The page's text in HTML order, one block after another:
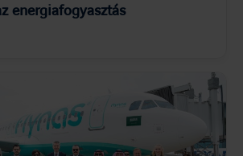
energiafogyasztás